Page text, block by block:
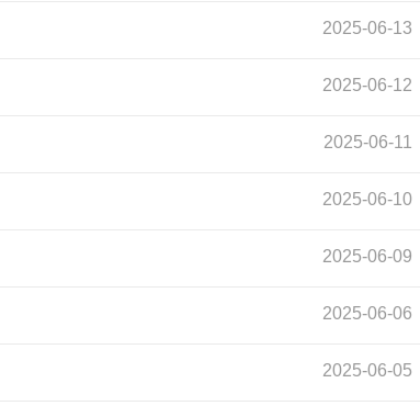
2025-06-13
2025-06-12
2025-06-11
2025-06-10
2025-06-09
2025-06-06
2025-06-05